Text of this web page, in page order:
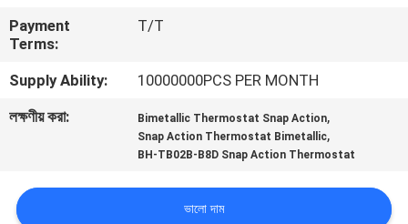
নিয়ন্ত্রণ
সাথে
Payment
Terms:
T/T
Supply Ability:
10000000PCS PER MONTH
লক্ষণীয় করা:
Bimetallic Thermostat Snap Action,
Snap Action Thermostat Bimetallic,
BH-TB02B-B8D Snap Action Thermostat
ভালো দাম